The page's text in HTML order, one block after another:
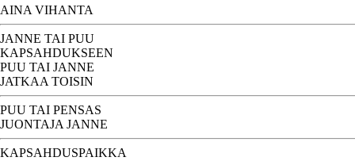
AINA VIHANTA
JANNE TAI PUU
KAPSAHDUKSEEN
PUU TAI JANNE
JATKAA TOISIN
PUU TAI PENSAS
JUONTAJA JANNE
KAPSAHDUSPAIKKA